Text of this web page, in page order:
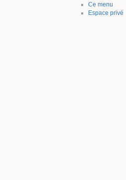
Ce menu
Espace privé